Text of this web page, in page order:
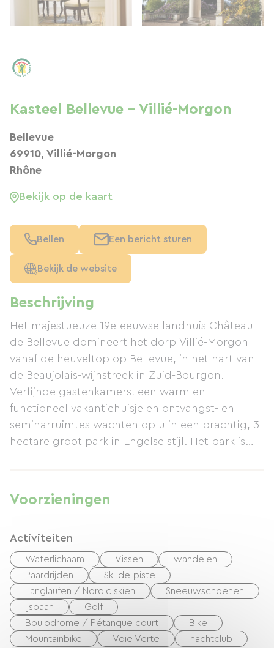
Beschrijving
Het majestueuze 19e-eeuwse landhuis Château
de Bellevue domineert het dorp Villié-Morgon
vanaf de heuveltop op Bellevue, in het hart van
de Beaujolais-wijnstreek in Zuid-Bourgon.
Verfijnde gastenkamers, een warm en
functioneel vakantiehuisje en ontvangst- en
seminarruimtes wachten op u in een prachtig, 3
hectare groot park in Engelse stijl. Het park is
adembenemend uitzicht over het Beaujolais-
landschap.
Voorzieningen
Activiteiten
Waterlichaam Vissen
wandelen
Paardrijden
Ski-de-piste
Langlaufen / Nordic skiën
Sneeuwschoenen
ijsbaan
Golf
Boulodrome / Pétanque court
Bike
Mountainbike
Voie Verte nachtclub
Kasteel Bellevue - Villié-Morgon
Bellevue
69910, Villié-Morgon
Rhône
Bekijk op de kaart
Bellen Een bericht sturen
Bekijk de website